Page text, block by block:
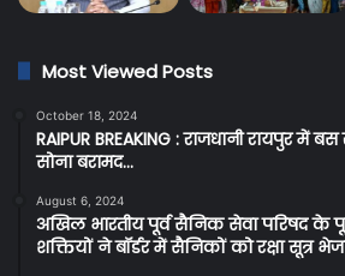
Most Viewed Posts
October 18, 2024
RAIPUR BREAKING : राजधानी रायपुर में
सोना बरामद…
August 6, 2024
अखिल भारतीय पूर्व सैनिक सेवा परिषद के
शक्तियों ने बॉर्डर में सैनिकों को रक्षा सूत्र